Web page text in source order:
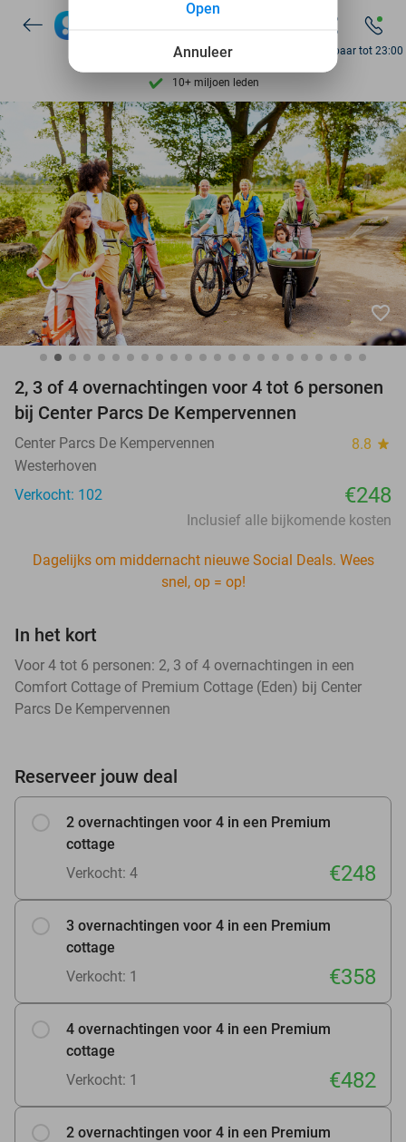
Ontdek 15.000+ deals
7 dagen per week beschikbaar
10+ miljoen leden
9,4 op basis van206.011 reviews
Ontdek 15.000+ deals
7 dagen per week beschikbaar
10+ miljoen leden
Bereikbaar tot 23:00
favorite_border
2, 3 of 4 overnachtingen voor 4 tot 6 personen
bij Center Parcs De Kempervennen
Center Parcs De Kempervennen 8.8 star
Westerhoven
Verkocht: 102
€248
Inclusief alle bijkomende kosten
Dagelijks om middernacht nieuwe Social Deals. Wees
snel, op = op!
In het kort
Voor 4 tot 6 personen: 2, 3 of 4 overnachtingen in een
Comfort Cottage of Premium Cottage (Eden) bij Center
Parcs De Kempervennen
Reserveer jouw deal
2 overnachtingen voor 4 in een Premium
cottage
Verkocht: 4
€248
3 overnachtingen voor 4 in een Premium
cottage
Verkocht: 1
€358
4 overnachtingen voor 4 in een Premium
cottage
Verkocht: 1
€482
2 overnachtingen voor 4 in een Premium
Annuleer
Open